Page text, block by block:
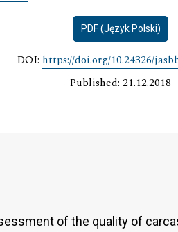
PDF (Język Polski)
DOI: https://doi.org/10.24326/
Published: 21.12.2018
of the quality of